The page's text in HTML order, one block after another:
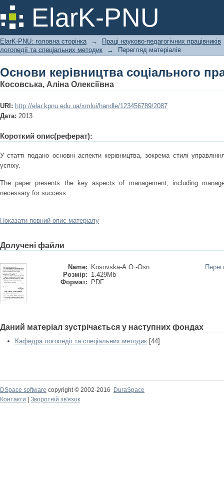
ElarK-PNU
Основи керівництва соціального
ElarK-PNU: головна сторінка →
Праці науково-педагогічних працівників
логопедії та спеціальних методик
→ Перегляд матеріалів
Основи керівництва соціального
Косовська, Аліна Олексіївна
URI: http://elar.kpnu.edu.ua/xmlui/handle/123456789/2087
Дата: 2013
Короткий опис(реферат):
У статті подано основні аспекти керівництва, зокрема стилі
успіху.
The paper presents the key aspects of management, including
necessary for success.
Показати повний опис матеріалу
Долучені файли
Name:
Kosovska-A.O.-Osn ...
Розмір: 1.429Mb
Формат:
PDF
Даний матеріал зустрічається у наступних фондах
Кафедра логопедії та спеціальних методик [44]
DSpace software copyright © 2002-2016
DuraSpace
Контакти
Зворотній зв'язок